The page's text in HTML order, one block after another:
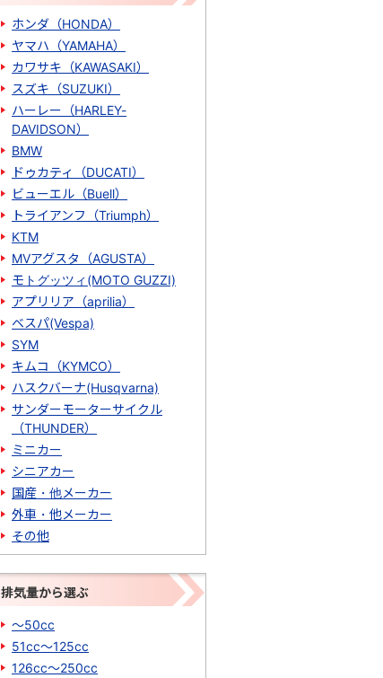
ホンダ（HONDA）
ヤマハ（YAMAHA）
カワサキ（KAWASAKI）
スズキ（SUZUKI）
ハーレー（HARLEY-
DAVIDSON）
BMW
ドゥカティ（DUCATI）
ビューエル（Buell）
トライアンフ（Triumph）
KTM
MVアグスタ（AGUSTA）
モトグッツィ(MOTO GUZZI)
アプリリア（aprilia）
ベスパ(Vespa)
SYM
キムコ（KYMCO）
ハスクバーナ(Husqvarna)
サンダーモーターサイクル
（THUNDER）
ミニカー
シニアカー
国産・他メーカー
外車・他メーカー
その他
排気量から選ぶ
～50cc
51cc～125cc
126cc～250cc